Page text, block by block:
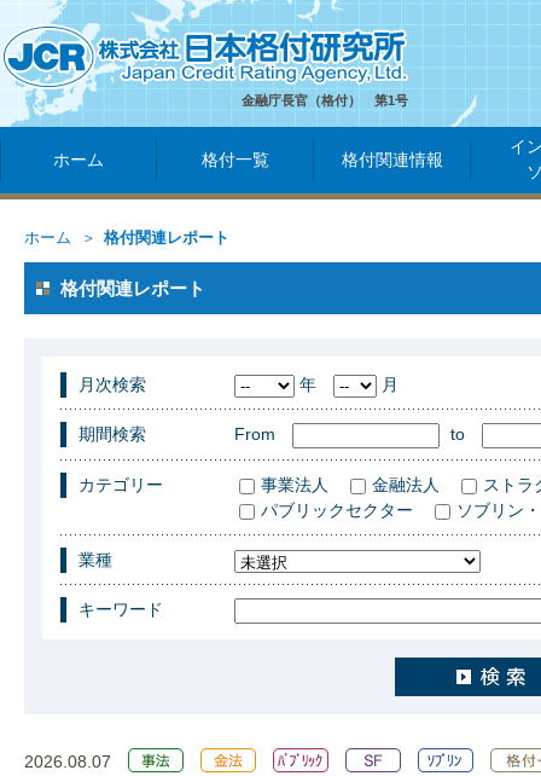
金融庁長官（格付） 第1号
ホーム 格付一覧 格付関連情報
イ
ホーム 格付関連レポート
格付関連レポート
月次検索 年 月
期間検索 From to
カテゴリー 事業法人 金融法人
ストラ
パブリックセクター
ソブリン
業種
キーワード
2026.08.07